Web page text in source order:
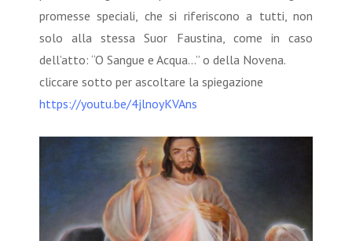
promesse speciali, che si riferiscono a tutti, non
solo alla stessa Suor Faustina, come in caso
dell’atto: “O Sangue e Acqua...” o della Novena.
cliccare sotto per ascoltare la spiegazione
https://youtu.be/4jlnoyKVAns